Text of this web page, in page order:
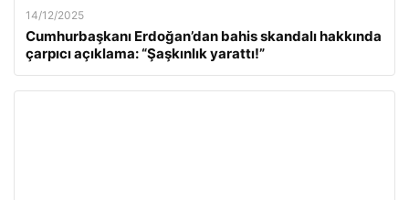
14/12/2025
Cumhurbaşkanı Erdoğan’dan bahis skandalı hakkında
çarpıcı açıklama: “Şaşkınlık yarattı!”